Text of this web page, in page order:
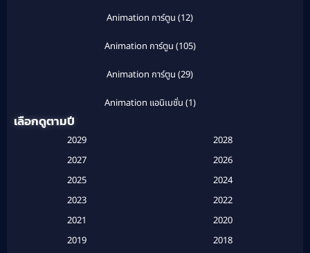
Animation การ์ตูน (12)
Animation การ์ตูน (105)
Animation การ์ตูน (29)
Animation แอนิเมชั่น (1)
Based on a True Story สร้างจากเรื่องจริง(2)
Based on a True Story เรื่องจริง (16)
เลือกดูตามปี
2029
2028
2027
2026
2025
2024
2023
2022
2021
2020
2019
2018